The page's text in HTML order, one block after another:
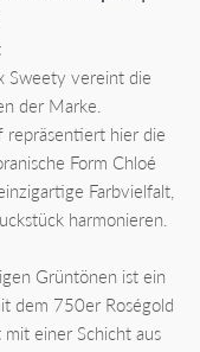
Sweety vereint die
der Marke.
repräsentiert hier die
Form Chloé
Farbvielfalt,
harmonieren.
Grüntönen ist ein
dem 750er Roségold
einer Schicht aus